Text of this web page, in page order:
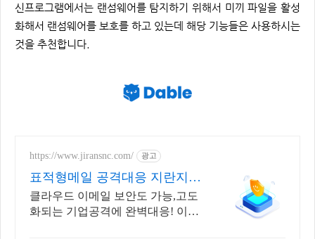
신프로그램에서는 랜섬웨어를 탐지하기 위해서 미끼 파일을 활성
화해서 랜섬웨어를 보호를 하고 있는데 해당 기능들은 사용하시는
것을 추천합니다.
https://www.jiransnc.com/ 광고
표적형메일 공격대응 지란지교
IT 보안솔루션 전문기업
클라우드 이메일 보안도 가능,고도
화되는 기업공격에 완벽대응! 이메